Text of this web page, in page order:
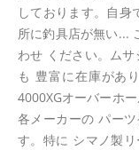
しております。自
所に釣具店が無い...
わせ ください。ム
も 豊富に在庫があ
4000XGオーバーホ
各メーカーの パー
す。特に シマノ製